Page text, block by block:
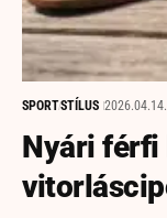
SPORTSTÍLUS 2026.04.14.
Nyári férfi